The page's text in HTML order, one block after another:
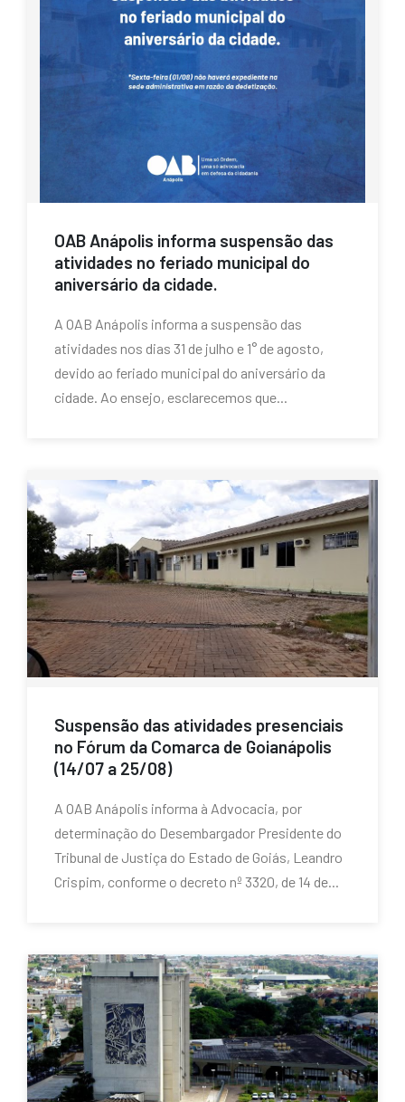
OAB Anápolis informa suspensão das
atividades no feriado municipal do
aniversário da cidade.
A OAB Anápolis informa a suspensão das
atividades nos dias 31 de julho e 1° de agosto,
devido ao feriado municipal do aniversário da
cidade. Ao ensejo, esclarecemos que...
Suspensão das atividades presenciais
no Fórum da Comarca de Goianápolis
(14/07 a 25/08)
A OAB Anápolis informa à Advocacia, por
determinação do Desembargador Presidente do
Tribunal de Justiça do Estado de Goiás, Leandro
Crispim, conforme o decreto nº 3320, de 14 de...